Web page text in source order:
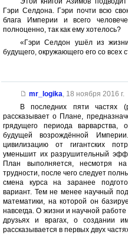
Гэри Селдона. Гэри почти всю
блага Империи и всего
полноценно, так как ему хотелось?
«Гэри Селдон ушёл из
будущего, окружающего его со всех
mr_logika, 18 ноября 2016 г.
В последних пяти частях
рассказывает о Плане,
грядущего периода
будущей возрождённой
цивилизацию от гигантских
уменьшит их разрушительный
План выполняется, несмотря
трудности, после чего следует
смена курса на заранее
вариант. Тем не менее научный
математики, на которой он
навсегда. О жизни и научной работе
друзьях и врагах, о создании
рассказывается в первых двух